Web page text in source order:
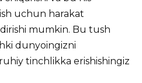
uchun harakat
mumkin. Bu tush
dunyoingizni
tinchlikka erishishingiz